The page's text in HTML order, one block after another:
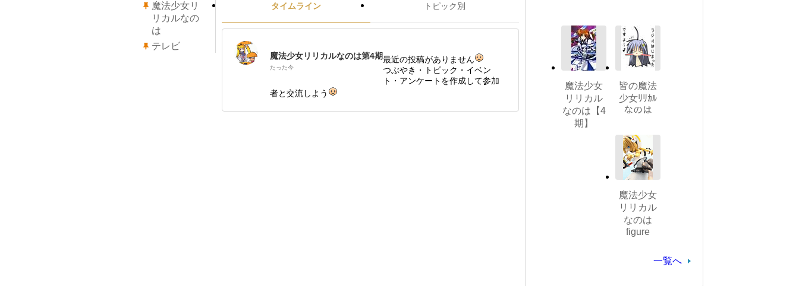
タイムライン トピック別
魔法少女リリカルなのは第4期
たった今
最近の投稿がありません
つぶやき・トピック・イベン
ト・アンケートを作成して参加
者と交流しよう
魔法少女リ
リカルなの
は
テレビ
魔法少女
リリカル
なのは【4
期】
皆の魔法
少女ﾘﾘｶﾙ
なのは
魔法少女
リリカル
なのは
figure
一覧へ